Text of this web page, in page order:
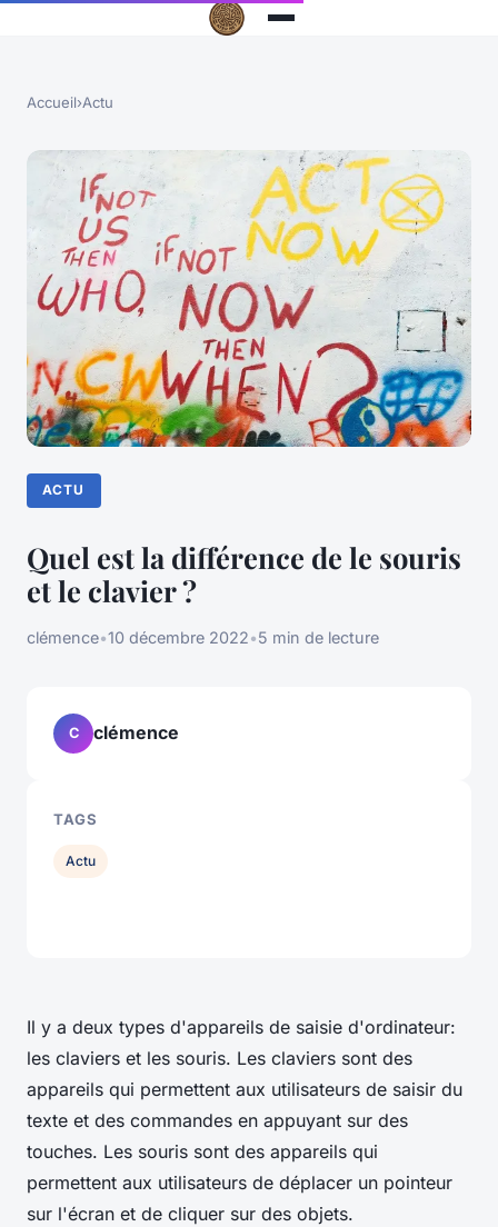
Accueil›Actu
ACTU
Quel est la différence de le souris
et le clavier ?
clémence•10 décembre 2022•5 min de lecture
Il y a deux types d'appareils de saisie d'ordinateur:
les claviers et les souris. Les claviers sont des
appareils qui permettent aux utilisateurs de saisir du
texte et des commandes en appuyant sur des
touches. Les souris sont des appareils qui
permettent aux utilisateurs de déplacer un pointeur
sur l'écran et de cliquer sur des objets.
C clémence
TAGS
Actu